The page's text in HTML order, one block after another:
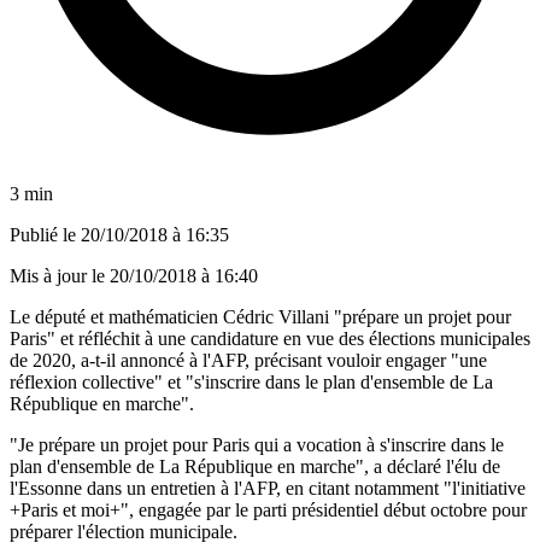
3 min
Publié le 20/10/2018 à 16:35
Mis à jour le 20/10/2018 à 16:40
Le député et mathématicien Cédric Villani "prépare un projet pour
Paris" et réfléchit à une candidature en vue des élections municipales
de 2020, a-t-il annoncé à l'AFP, précisant vouloir engager "une
réflexion collective" et "s'inscrire dans le plan d'ensemble de La
République en marche".
"Je prépare un projet pour Paris qui a vocation à s'inscrire dans le
plan d'ensemble de La République en marche", a déclaré l'élu de
l'Essonne dans un entretien à l'AFP, en citant notamment "l'initiative
+Paris et moi+", engagée par le parti présidentiel début octobre pour
préparer l'élection municipale.